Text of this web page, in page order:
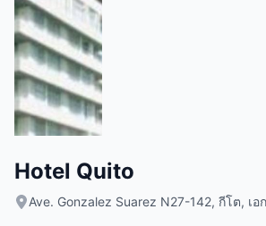
Hotel Quito
Ave. Gonzalez Suarez N27-142, กีโต, เอ